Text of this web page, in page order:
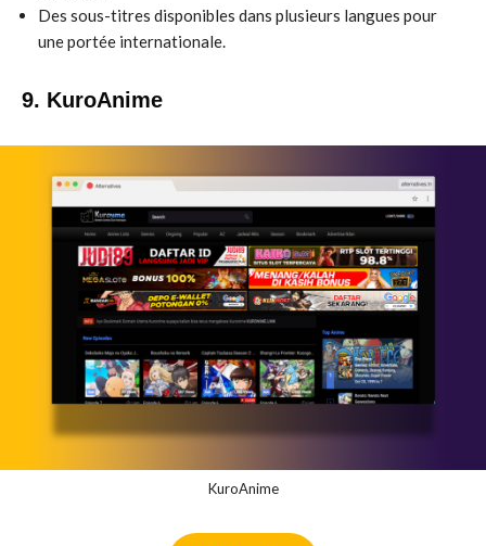
Des sous-titres disponibles dans plusieurs langues pour
une portée internationale.
9. KuroAnime
KuroAnime